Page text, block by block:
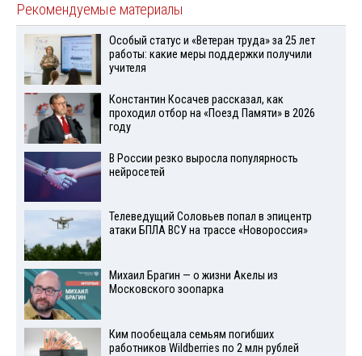
Рекомендуемые материалы
Особый статус и «Ветеран труда» за 25 лет
работы: какие меры поддержки получили
учителя
Константин Косачев рассказал, как
проходил отбор на «Поезд Памяти» в 2026
году
В России резко выросла популярность
нейросетей
Телеведущий Соловьев попал в эпицентр
атаки БПЛА ВСУ на трассе «Новороссия»
Михаил Брагин — о жизни Акелы из
Московского зоопарка
Ким пообещала семьям погибших
работников Wildberries по 2 млн рублей